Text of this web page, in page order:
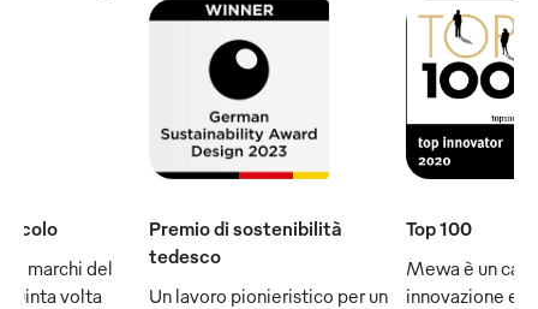
marchi del
quinta volta
Premio di sostenibilità
tedesco
Un lavoro pionieristico per un
Top 100
Mewa è un
innovazione e fa